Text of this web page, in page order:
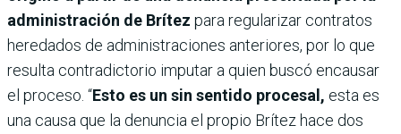
administración de Brítez para regularizar contratos
heredados de administraciones anteriores, por lo que
resulta contradictorio imputar a quien buscó encausar
el proceso. “Esto es un sin sentido procesal, esta es
una causa que la denuncia el propio Brítez hace dos